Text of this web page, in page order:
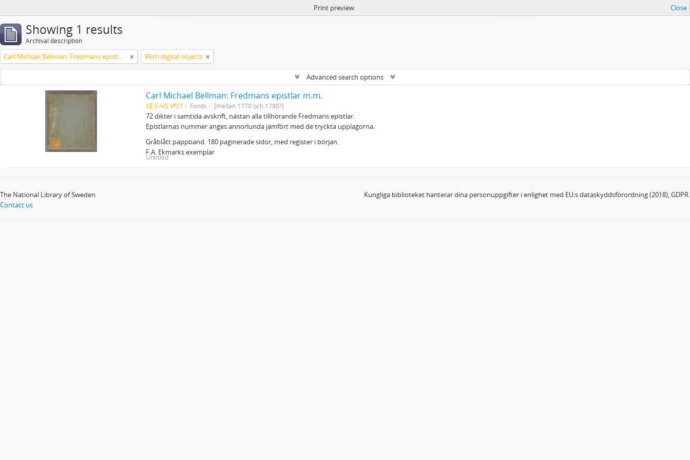
Print preview Close
Showing 1 results
Archival description
Carl Michael Bellman: Fredmans epistlar m.m. With digital objects
Advanced search options
Carl Michael Bellman: Fredmans epistlar m.m.
SE S-HS Vf27 Fonds [mellan 1770 och 1790?]
72 dikter i samtida avskrift, nästan alla tillhörande Fredmans epistlar.
Epistlarnas nummer anges annorlunda jämfört med de tryckta upplagorna.
Gråblått pappband. 180 paginerade sidor, med register i början.
F.A. Ekmarks exemplar
Untitled
The National Library of Sweden
Contact us
Kungliga biblioteket hanterar dina personuppgifter i enlighet med EU:s dataskyddsförordning (2018), GDPR.